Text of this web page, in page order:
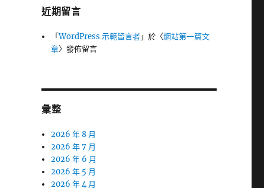
近期留言
「WordPress 示範留言者」於〈網站第一篇文
章〉發佈留言
彙整
2026 年 8 月
2026 年 7 月
2026 年 6 月
2026 年 5 月
2026 年 4 月